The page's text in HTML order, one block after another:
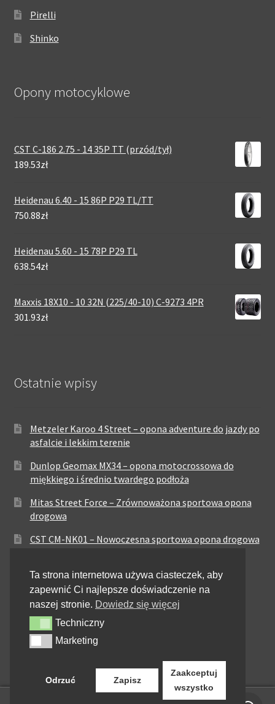
Pirelli
Shinko
Opony motocyklowe
CST C-186 2.75 - 14 35P TT (przód/tył)
189.53zł
Heidenau 6.40 - 15 86P P29 TL/TT
750.88zł
Heidenau 5.60 - 15 78P P29 TL
638.54zł
Maxxis 18X10 - 10 32N (225/40-10) C-9273 4PR
301.93zł
Ostatnie wpisy
Metzeler Karoo 4 Street – opona adventure do jazdy po
asfalcie i lekkim terenie
Dunlop Geomax MX34 – opona motocrossowa do
miękkiego i średnio twardego podłoża
Mitas Street Force – Zrównoważona sportowa opona
drogowa
CST CM-NK01 – Nowoczesna sportowa opona drogowa
zrównoważonych osiągach
Pirelli City Demon – Niezawodność w codziennej
jeździe miejskiej
Metzeler Perfect ME77 – Klasyczna opona o
zrównoważonych właściwościach
Ta strona internetowa używa ciasteczek, aby
zapewnić Ci najlepsze doświadczenie na
naszej stronie. Dowiedz się więcej
Techniczny
Techniczny
MarketingMarketing
Odrzuć Zapisz
Zaakceptuj
wszystko